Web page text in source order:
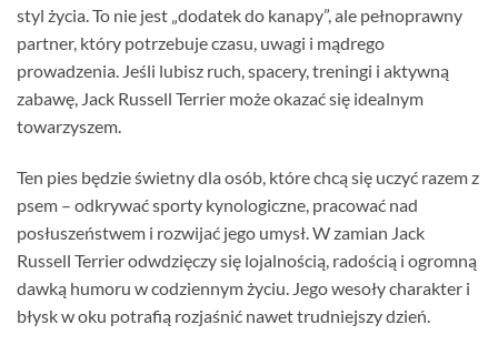
styl życia. To nie jest „dodatek do kanapy”, ale pełnoprawny
partner, który potrzebuje czasu, uwagi i mądrego
prowadzenia. Jeśli lubisz ruch, spacery, treningi i aktywną
zabawę, Jack Russell Terrier może okazać się idealnym
towarzyszem.
Ten pies będzie świetny dla osób, które chcą się uczyć razem z
psem – odkrywać sporty kynologiczne, pracować nad
posłuszeństwem i rozwijać jego umysł. W zamian Jack
Russell Terrier odwdzięczy się lojalnością, radością i ogromną
dawką humoru w codziennym życiu. Jego wesoły charakter i
błysk w oku potrafią rozjaśnić nawet trudniejszy dzień.